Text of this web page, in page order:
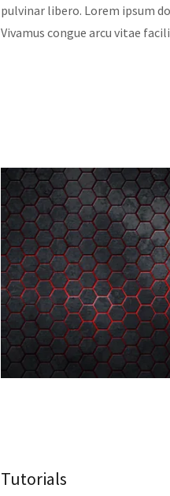
pulvinar libero. Lorem ipsum
Vivamus congue arcu vitae
Tutorials